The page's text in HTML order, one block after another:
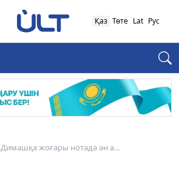
Қаз Төте Lat Рус
жоғары нотада ән а...